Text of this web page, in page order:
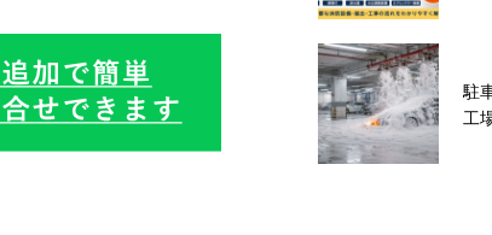
駐
工
民
な